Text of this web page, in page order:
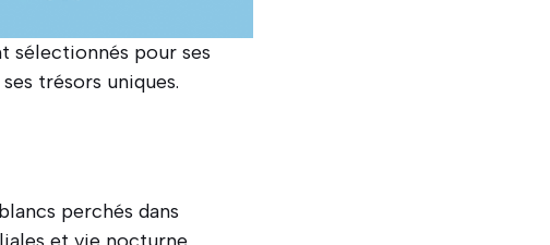
sélectionnés pour ses
trésors uniques.
perchés dans